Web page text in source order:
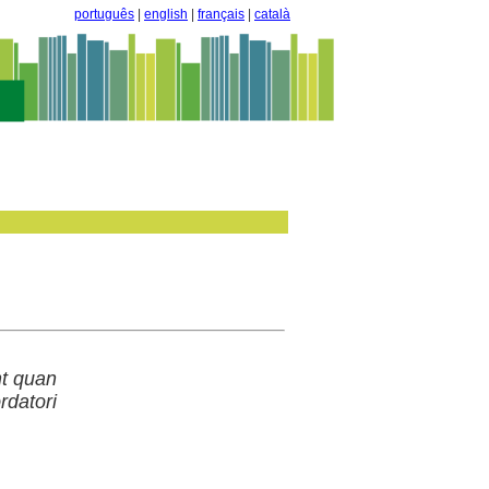
português english français català
quan